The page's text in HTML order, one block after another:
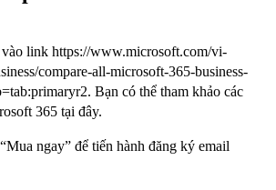
vào link https://www.microsoft.com/vi-
compare-all-microsoft-365-business-
. Bạn có thể tham khảo các
365 tại đây.
ngay” để tiến hành đăng ký email